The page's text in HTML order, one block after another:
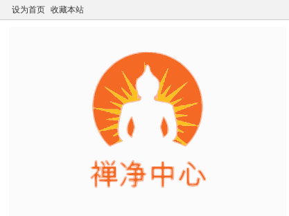
设为首页 收藏本站